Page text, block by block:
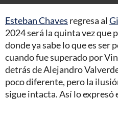
Esteban Chaves regresa al
2024 será la quinta vez que
donde ya sabe lo que es ser
cuando fue superado por
detrás de Alejandro
poco diferente, pero la
sigue intacta. Así lo expresó